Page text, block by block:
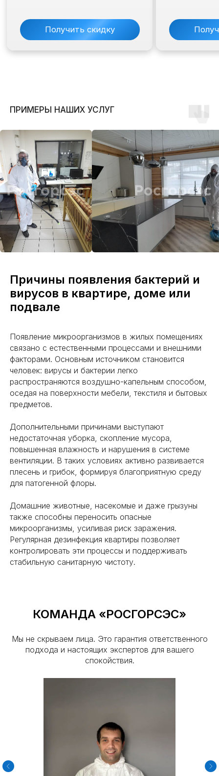
ПРИМЕРЫ НАШИХ УСЛУГ
Причины появления бактерий и
вирусов в квартире, доме или
подвале
Появление микроорганизмов в жилых помещениях
связано с естественными процессами и внешними
факторами. Основным источником становится
человек: вирусы и бактерии легко
распространяются воздушно-капельным способом,
оседая на поверхности мебели, текстиля и бытовых
предметов.
Дополнительными причинами выступают
недостаточная уборка, скопление мусора,
повышенная влажность и нарушения в системе
вентиляции. В таких условиях активно развивается
плесень и грибок, формируя благоприятную среду
для патогенной флоры.
Домашние животные, насекомые и даже грызуны
также способны переносить опасные
микроорганизмы, усиливая риск заражения.
Регулярная дезинфекция квартиры позволяет
контролировать эти процессы и поддерживать
стабильную санитарную чистоту.
КОМАНДА «РОСГОРСЭС»
Мы не скрываем лица. Это гарантия ответственного
подхода и настоящих экспертов для вашего
спокойствия.
ОТЗЫВЫ ОТ НАШИХ КЛИЕНТОВ
Все отзывы
НАША КОМПАНИЯ В СМИ